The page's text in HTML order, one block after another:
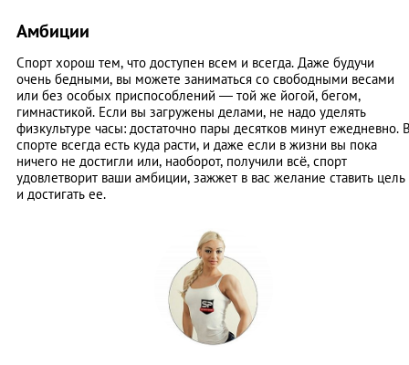
Амбиции
Спорт хорош тем, что доступен всем и всегда. Даже будучи
очень бедными, вы можете заниматься со свободными весами
или без особых приспособлений — той же йогой, бегом,
гимнастикой. Если вы загружены делами, не надо уделять
физкультуре часы: достаточно пары десятков минут ежедневно.
спорте всегда есть куда расти, и даже если в жизни вы пока
ничего не достигли или, наоборот, получили всё, спорт
удовлетворит ваши амбиции, зажжет в вас желание ставить цель
и достигать ее.